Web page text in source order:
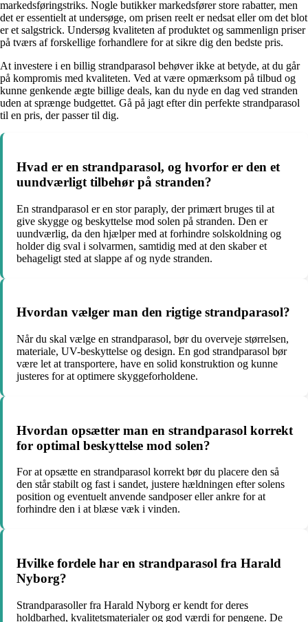
markedsføringstriks. Nogle butikker markedsfører store rabatter, men
det er essentielt at undersøge, om prisen reelt er nedsat eller om det blot
er et salgstrick. Undersøg kvaliteten af produktet og sammenlign priser
på tværs af forskellige forhandlere for at sikre dig den bedste pris.
At investere i en billig strandparasol behøver ikke at betyde, at du går
på kompromis med kvaliteten. Ved at være opmærksom på tilbud og
kunne genkende ægte billige deals, kan du nyde en dag ved stranden
uden at sprænge budgettet. Gå på jagt efter din perfekte strandparasol
til en pris, der passer til dig.
Hvad er en strandparasol, og hvorfor er den et
uundværligt tilbehør på stranden?
En strandparasol er en stor paraply, der primært bruges til at
give skygge og beskyttelse mod solen på stranden. Den er
uundværlig, da den hjælper med at forhindre solskoldning og
holder dig sval i solvarmen, samtidig med at den skaber et
behageligt sted at slappe af og nyde stranden.
Hvordan vælger man den rigtige strandparasol?
Når du skal vælge en strandparasol, bør du overveje størrelsen,
materiale, UV-beskyttelse og design. En god strandparasol bør
være let at transportere, have en solid konstruktion og kunne
justeres for at optimere skyggeforholdene.
Hvordan opsætter man en strandparasol korrekt
for optimal beskyttelse mod solen?
For at opsætte en strandparasol korrekt bør du placere den så
den står stabilt og fast i sandet, justere hældningen efter solens
position og eventuelt anvende sandposer eller ankre for at
forhindre den i at blæse væk i vinden.
Hvilke fordele har en strandparasol fra Harald
Nyborg?
Strandparasoller fra Harald Nyborg er kendt for deres
holdbarhed, kvalitetsmaterialer og god værdi for pengene. De